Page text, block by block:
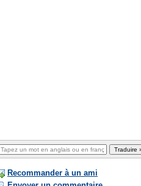
Recommander à un ami